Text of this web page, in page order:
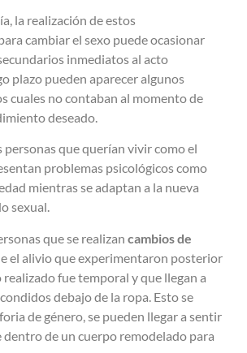
la realización de estos
cambiar el sexo puede ocasionar
inmediatos al acto
plazo pueden aparecer algunos
cuales no contaban al momento de
deseado.
personas que querían vivir como el
problemas psicológicos como
mientras se adaptan a la nueva
sexual.
que se realizan cambios de
el alivio que experimentaron posterior
fue temporal y que llegan a
debajo de la ropa. Esto se
de género, se pueden llegar a sentir
de un cuerpo remodelado para